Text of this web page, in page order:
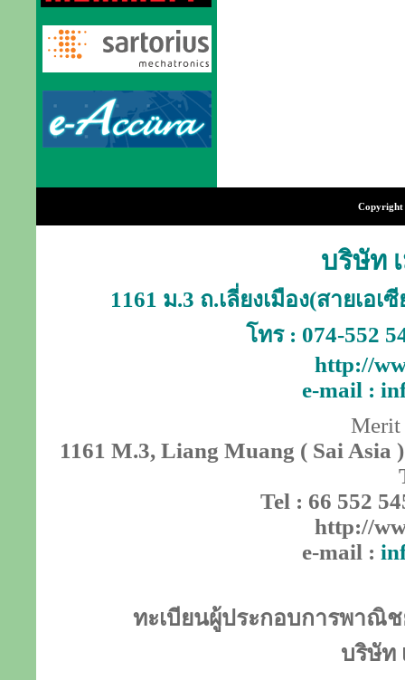
Copyright
บริษัท
1161 ม.3 ถ.เลี่ยงเมือง(สายเอ
โทร : 074-552
http://
e-mail :
Merit
1161 M.3, Liang Muang ( Sai Asia
Tel : 66 552
http://
e-mail :
ทะเบียนผู้ประกอบการพาณิช
บริษัท